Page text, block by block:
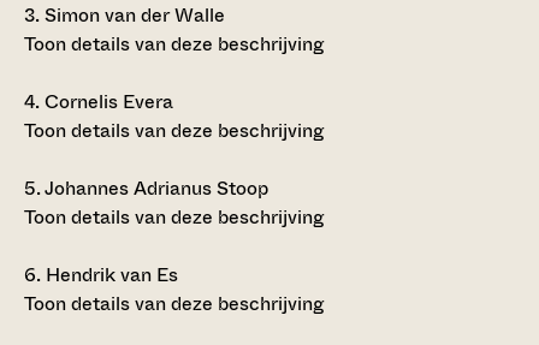
3.Simon van der Walle
Toon details van deze beschrijving
4.Cornelis Evera
Toon details van deze beschrijving
5.Johannes Adrianus Stoop
Toon details van deze beschrijving
6. Hendrik van Es
Toon details van deze beschrijving